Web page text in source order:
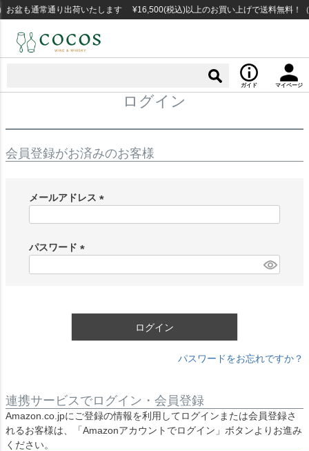
盆も通常通り出荷いたします ¥16,500(税込)以上のお買い上げで送料無料！
ガイド マイページ
ログイン
会員登録がお済みのお客様
メールアドレス
)
パスワード
ログイン
パスワードをお忘れですか？
連携サービスでログイン・会員登録
Amazon.co.jpにご登録の情報を利用してログインまたは会員登録さ
れるお客様は、「Amazonアカウントでログイン」ボタンよりお進み
ください。